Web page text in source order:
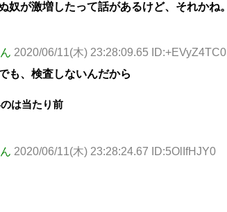
奴が激増したって話があるけど、それかね。
2020/06/11(木) 23:28:09.65 ID:+EVyZ4TC0
も、検査しないんだから
は当たり前
2020/06/11(木) 23:28:24.67 ID:5OlIfHJY0